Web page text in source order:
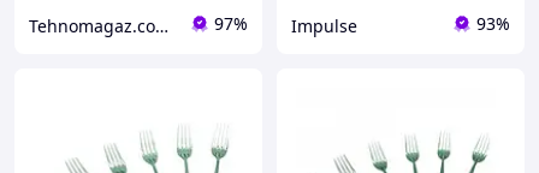
Tehnomagaz.com.ua - це передовий інтернет-магазин, спеціалізуючийся на продажу техніки 97% Impulse 93%